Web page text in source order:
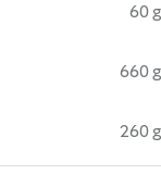
60 g
660 g
260 g